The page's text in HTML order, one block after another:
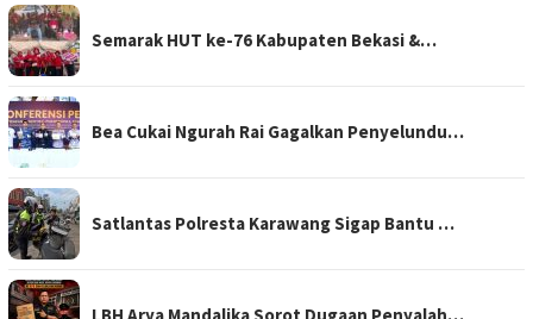
Semarak HUT ke-76 Kabupaten Bekasi &…
Bea Cukai Ngurah Rai Gagalkan Penyelundu…
Satlantas Polresta Karawang Sigap Bantu …
LBH Arya Mandalika Sorot Dugaan Penyalah…